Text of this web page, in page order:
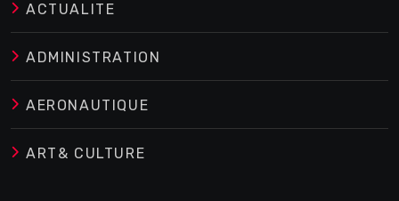
ACTUALITE
ADMINISTRATION
AERONAUTIQUE
ART& CULTURE